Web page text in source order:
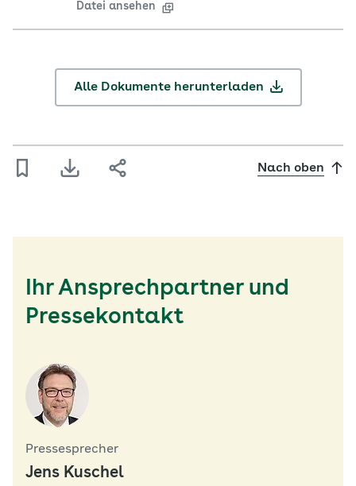
Datei ansehen
Alle Dokumente herunterladen
Nach oben
Ihr Ansprechpartner und
Pressekontakt
Pressesprecher
Jens Kuschel